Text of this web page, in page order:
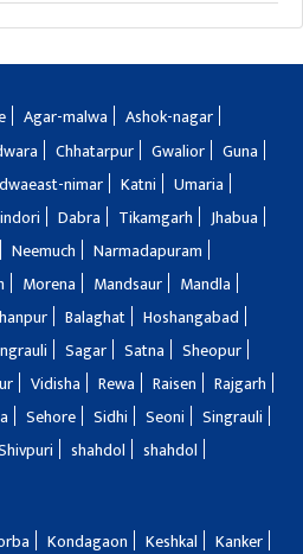
Agar-malwa
Ashok-nagar
Chhatarpur Gwalior
Guna
nimar Katni
Umaria
Dabra Tikamgarh
Jhabua
Neemuch
Narmadapuram
Morena Mandsaur
Mandla
Balaghat
Hoshangabad
Sagar Satna
Sheopur
Vidisha Rewa Raisen
Rajgarh
Sehore Sidhi Seoni
Singrauli
shahdol
shahdol
Kondagaon Keshkal
Kanker